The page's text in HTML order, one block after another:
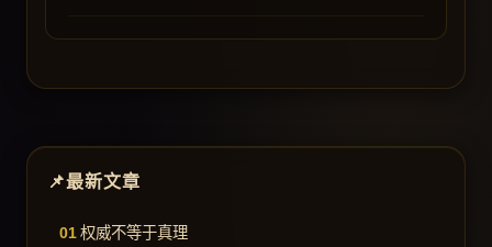
最新文章
权威不等于真理